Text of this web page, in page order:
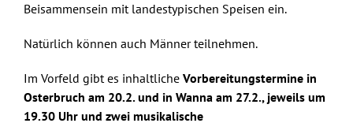
Beisammensein mit landestypischen Speisen ein.
Natürlich können auch Männer teilnehmen.
Im Vorfeld gibt es inhaltliche Vorbereitungstermine in
Osterbruch am 20.2. und in Wanna am 27.2., jeweils um
19.30 Uhr und zwei musikalische